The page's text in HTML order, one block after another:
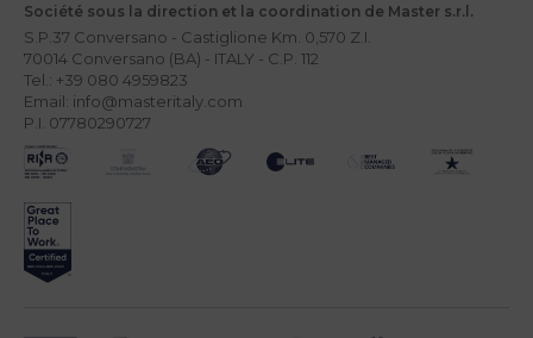
Société sous la direction et la coordination de Master s.r.l.
S.P.37 Conversano - Castiglione Km. 0,570 Z.I.
70014 Conversano (BA) - ITALY - C.P. 112
Tel.: +39 080 4959823
Email: info@masteritaly.com
P.I. 07780290727